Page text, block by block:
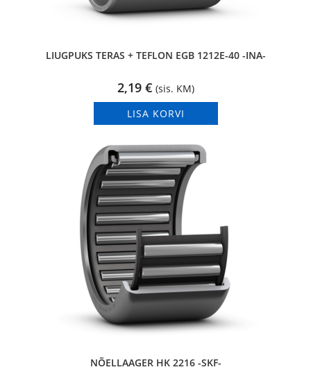
LIUGPUKS TERAS + TEFLON EGB 1212E-40 -INA-
2,19 € (sis. KM)
LISA KORVI
NÕELLAAGER HK 2216 -SKF-